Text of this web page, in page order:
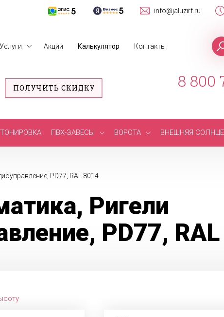
info@jaluzirf.ru
Услуги Акции Калькулятор Контакты
ПОЛУЧИТЬ СКИДКУ 8 800
ТОНИРОВКА ПВХ-ЗАВЕСЫ ВОРОТА ВНЕШНЯЯ
PD77, RAL 8014
Ригели
PD77,